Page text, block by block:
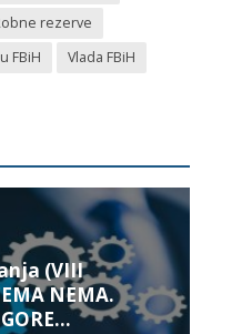
rezerve
FBiH
Vlada FBiH
(VIII
NEMA.